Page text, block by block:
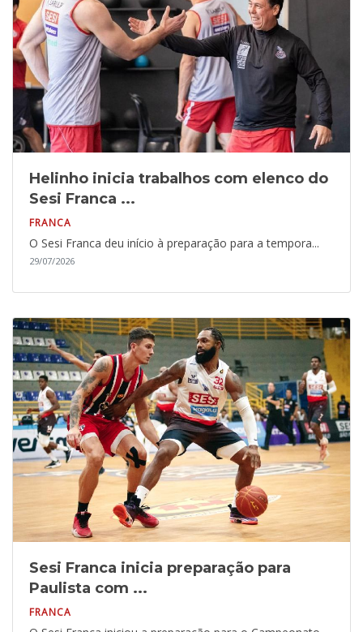
Helinho inicia trabalhos com elenco do
Sesi Franca ...
FRANCA
O Sesi Franca deu início à preparação para a tempora...
29/07/2026
Sesi Franca inicia preparação para
Paulista com ...
FRANCA